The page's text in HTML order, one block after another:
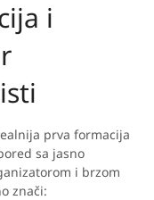
i
prva formacija
sa jasno
i brzom
znači: